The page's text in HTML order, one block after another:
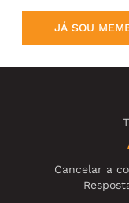
JÁ SOU
Cancelar a